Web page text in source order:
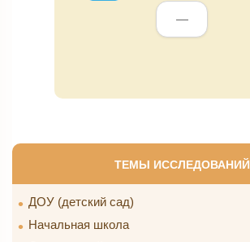
ТЕМЫ ИССЛЕДОВАНИЙ
ДОУ (детский сад)
Начальная школа
—